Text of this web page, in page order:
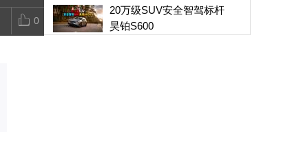
0
20万级SUV安全智驾标杆
昊铂S600